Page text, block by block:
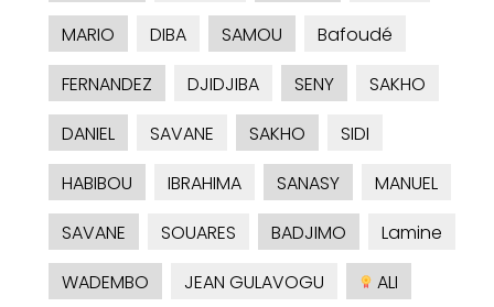
MARIO
DIBA SAMOU
Bafoudé
FERNANDEZ
DJIDJIBA SENY
SAKHO
DANIEL
SAVANE SAKHO
SIDI
HABIBOU
IBRAHIMA SANASY
MANUEL
SAVANE
SOUARES BADJIMO
Lamine
WADEMBO
JEAN GULAVOGU
ALI